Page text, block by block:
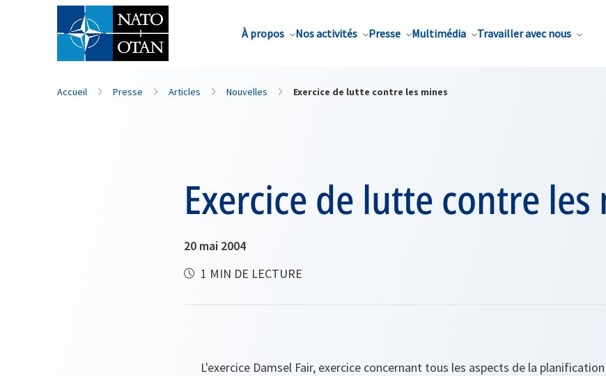
À propos Nos activités Presse Multimédia Travailler avec nous
Nom de famille*
Accueil Presse Articles Nouvelles Exercice de lutte contre les mines
Exercice de lutte contre les
20 mai 2004
1 MIN DE LECTURE
L'exercice Damsel Fair, exercice concernant tous les aspects de la